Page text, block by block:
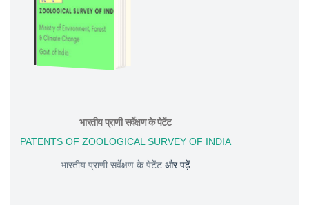
DOWNLOAD
भारतीय प्राणी सर्वेक्षण के पेटेंट
PATENTS OF ZOOLOGICAL SURVEY OF INDIA
भारतीय प्राणी सर्वेक्षण के पेटेंट और पढ़ें